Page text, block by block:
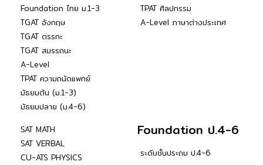
Foundation ไทย ม.1-3
TGAT อังกฤษ
TGAT ตรรกะ
TGAT สมรรถนะ
A-Level
TPAT ความถนัดแพทย์
มัธยมต้น (ม.1-3)
มัธยมปลาย (ม.4-6)
TPAT ศิลปกรรม
A-Level ภาษาต่างประเทศ
SAT MATH
SAT VERBAL
CU-ATS PHYSICS
Foundation ป.4-6
ระดับชั้นประถม ป.4-6